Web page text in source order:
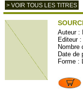
> VOIR TOUS LES TITRES
Auteur :
Editeur :
Nombre
Date de
Forme :